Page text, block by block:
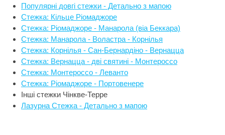
Популярні довгі стежки - Детально з мапою
Стежка: Кільце Ріомаджоре
Стежка: Ріомаджоре - Манарола (віа Беккара)
Стежка: Манарола - Воластра - Корнілья
Стежка: Корнілья - Сан-Бернардіно - Вернацца
Стежка: Вернацца - дві святині - Монтероссо
Стежка: Монтероссо - Леванто
Стежка: Ріомаджоре - Портовенере
Інші стежки Чінкве-Терре
Лазурна Стежка - Детально з мапою